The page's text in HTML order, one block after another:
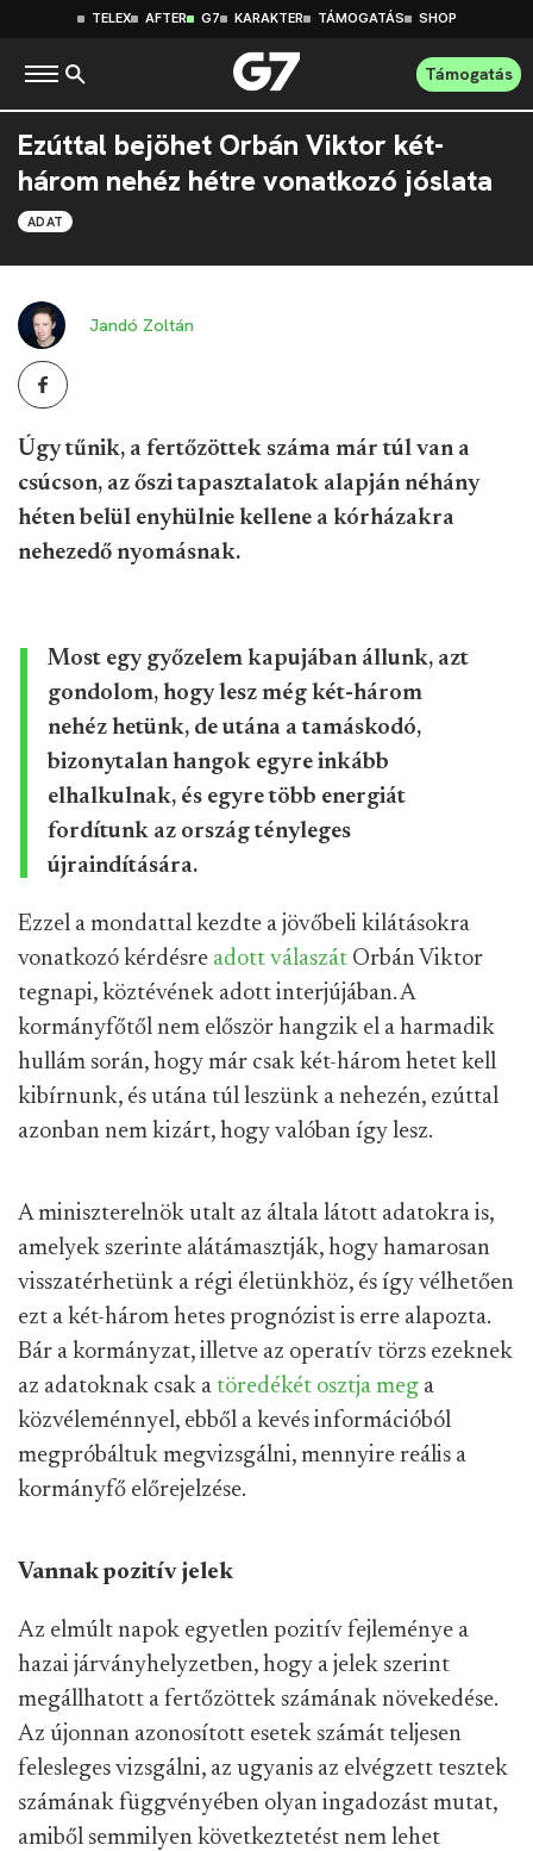
TELEX AFTER G7 KARAKTER TÁMOGATÁS SHOP
Támogatás
Ezúttal bejöhet Orbán Viktor két-
három nehéz hétre vonatkozó jóslata
ADAT
Jandó Zoltán
Úgy tűnik, a fertőzöttek száma már túl van a
csúcson, az őszi tapasztalatok alapján néhány
héten belül enyhülnie kellene a kórházakra
nehezedő nyomásnak.
Most egy győzelem kapujában állunk, azt
gondolom, hogy lesz még két-három
nehéz hetünk, de utána a tamáskodó,
bizonytalan hangok egyre inkább
elhalkulnak, és egyre több energiát
fordítunk az ország tényleges
újraindítására.
Ezzel a mondattal kezdte a jövőbeli kilátásokra
vonatkozó kérdésre adott válaszát Orbán Viktor
tegnapi, köztévének adott interjújában. A
kormányfőtől nem először hangzik el a harmadik
hullám során, hogy már csak két-három hetet kell
kibírnunk, és utána túl leszünk a nehezén, ezúttal
azonban nem kizárt, hogy valóban így lesz.
A miniszterelnök utalt az általa látott adatokra is,
amelyek szerinte alátámasztják, hogy hamarosan
visszatérhetünk a régi életünkhöz, és így vélhetően
ezt a két-három hetes prognózist is erre alapozta.
Bár a kormányzat, illetve az operatív törzs ezeknek
az adatoknak csak a töredékét osztja meg a
közvéleménnyel, ebből a kevés információból
megpróbáltuk megvizsgálni, mennyire reális a
kormányfő előrejelzése.
Vannak pozitív jelek
Az elmúlt napok egyetlen pozitív fejleménye a
hazai járványhelyzetben, hogy a jelek szerint
megállhatott a fertőzöttek számának növekedése.
Az újonnan azonosított esetek számát teljesen
felesleges vizsgálni, az ugyanis az elvégzett tesztek
számának függvényében olyan ingadozást mutat,
amiből semmilyen következtetést nem lehet